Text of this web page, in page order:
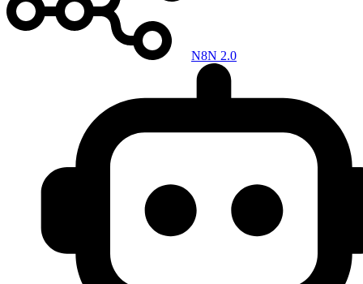
N8N 2.0